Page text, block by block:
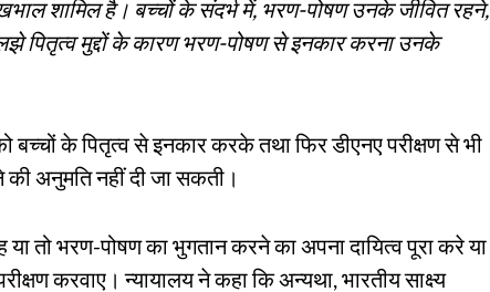
शामिल है। बच्चों के संदर्भ में, भरण-पोषण उनके जीवित रहने,
पितृत्व मुद्दों के कारण भरण-पोषण से इनकार करना उनके
बच्चों के पितृत्व से इनकार करके तथा फिर डीएनए परीक्षण से भी
अनुमति नहीं दी जा सकती।
या तो भरण-पोषण का भुगतान करने का अपना दायित्व पूरा करे या
करवाए। न्यायालय ने कहा कि अन्यथा, भारतीय साक्ष्य